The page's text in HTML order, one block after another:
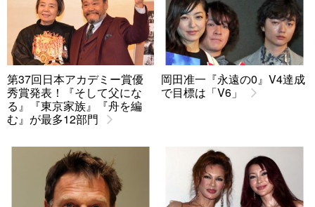
第37回日本アカデミー賞優
秀賞発表！『そして父にな
る』『東京家族』『舟を編
む』が最多12部門
岡田准一『永遠の0』V4達成
で目標は「V6」